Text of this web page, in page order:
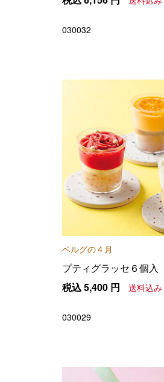
030032
ベルグの４月
プティグラッセ６個入
税込5,400 円 送料込み
030029